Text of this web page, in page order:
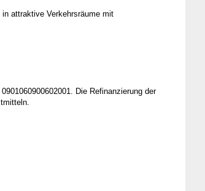
attraktive Verkehrsräume mit
Die Refinanzierung der